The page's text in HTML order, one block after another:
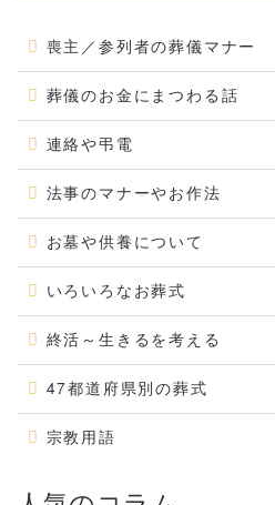
喪主／参列者の葬儀マナー
葬儀のお金にまつわる話
連絡や弔電
法事のマナーやお作法
お墓や供養について
いろいろなお葬式
終活～生きるを考える
47都道府県別の葬式
宗教用語